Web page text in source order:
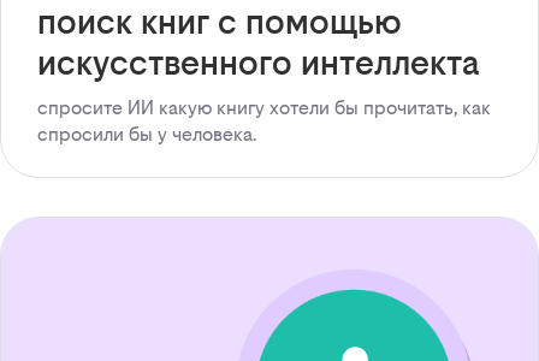
поиск книг с помощью
искусственного интеллекта
спросите ИИ какую книгу хотели бы прочитать, как
спросили бы у человека.